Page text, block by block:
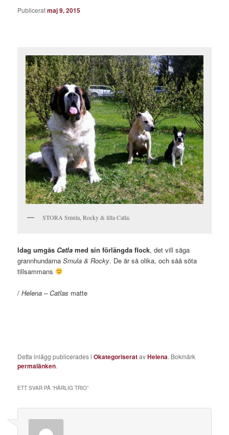
Publiceratmaj 9, 2015
STORA Smula, Rocky & lilla Catla.
Idag umgås Catla med sin förlängda flock, det vill säga
grannhundarnaSmula & Rocky. De är så olika, och såå söta
tillsammans
/ Helena – Catlas matte
Detta inlägg publicerades iOkategoriseratavHelena. Bokmärk
permalänken.
ETT SVAR PÅ ”HÄRLIG TRIO”